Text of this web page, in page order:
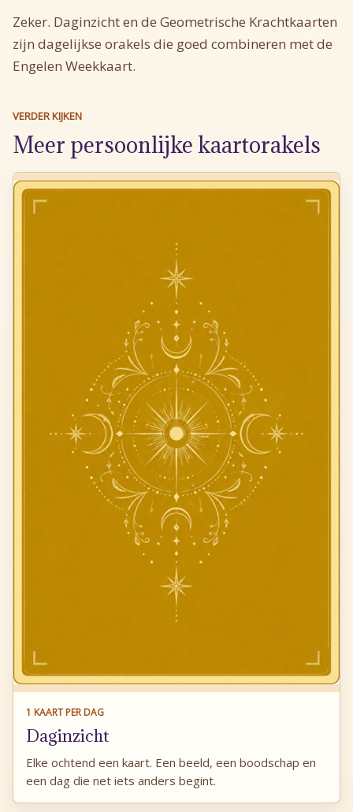
Zeker. Daginzicht en de Geometrische Krachtkaarten
zijn dagelijkse orakels die goed combineren met de
Engelen Weekkaart.
VERDER KIJKEN
Meer persoonlijke kaartorakels
1 KAART PER DAG
Daginzicht
Elke ochtend een kaart. Een beeld, een boodschap en
een dag die net iets anders begint.